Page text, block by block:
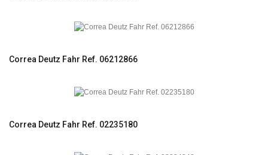
Correa Deutz Fahr Ref. 06212866
Correa Deutz Fahr Ref. 02235180